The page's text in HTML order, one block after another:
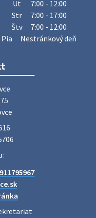
obcou a zbierať
Dubovce
príslušníkov aj
kúpalisko
Tím
v piatich kľúčových
Ut
7:00 - 12:00
Str
7:00 - 17:00
Štv
7:00 - 12:00
Pia
Nestránkový deň